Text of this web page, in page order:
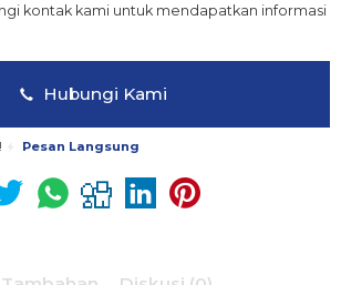
kontak kami untuk mendapatkan informasi
Hubungi Kami
Pesan Langsung